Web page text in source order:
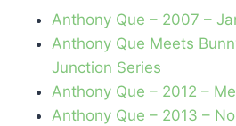
Anthony Que – 2007 –
Anthony Que Meets
Junction Series
Anthony Que – 2012 –
Anthony Que – 2013 –